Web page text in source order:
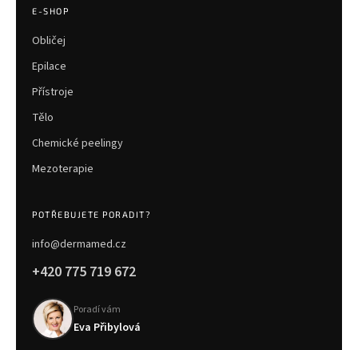
E-SHOP
Obličej
Epilace
Přístroje
Tělo
Chemické peelingy
Mezoterapie
POTŘEBUJETE PORADIT?
info@dermamed.cz
+420 775 719 672
Poradí vám
Eva Přibylová